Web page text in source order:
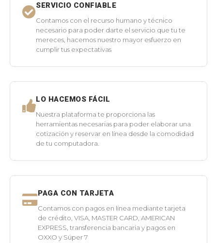
SERVICIO CONFIABLE
Contamos con el recurso humano y técnico
necesario para poder darte el servicio que tu te
mereces, hacemos nuestro mayor esfuerzo en
cumplir tus expectativas
LO HACEMOS FÁCIL
Nuestra plataforma te proporciona las
herramientas necesarias para poder elaborar una
cotización y reservar en línea desde la comodidad
de tu computadora.
PAGA CON TARJETA
Contamos con pagos en línea mediante tarjeta
de crédito, VISA, MASTER CARD, AMERICAN
EXPRESS, transferencia bancaria y pagos en
OXXO y Súper 7